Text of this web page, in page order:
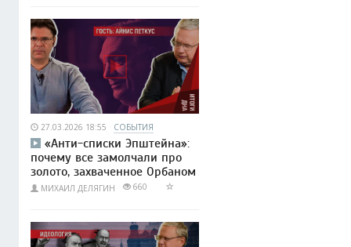
27.03.2026 18:55 СОБЫТИЯ
«Анти-списки Эпштейна»:
почему все замолчали про
золото, захваченное Орбаном
МИХАИЛ ДЕЛЯГИН 660